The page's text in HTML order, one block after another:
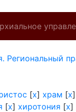
Региональный
[x] храм [x]
[x] хиротония [x]